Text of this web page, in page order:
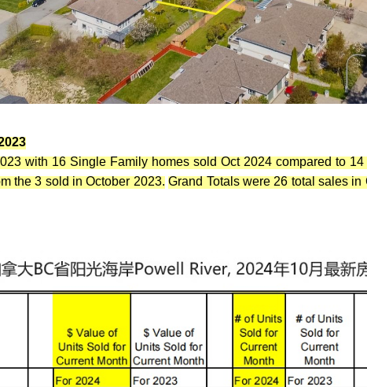
with 16 Single Family homes sold Oct 2024 compared to
the 3 sold in October 2023. Grand Totals were 26 total sales